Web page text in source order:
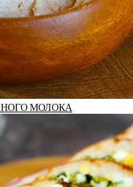
МОЛОКА